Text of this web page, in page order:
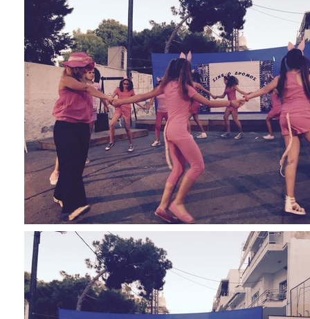
ΔΗΜΟΤΗΣ
ΕΠΙΣΚΕΠΤΗΣ
ΗΡΑΚΛΕΙΟ